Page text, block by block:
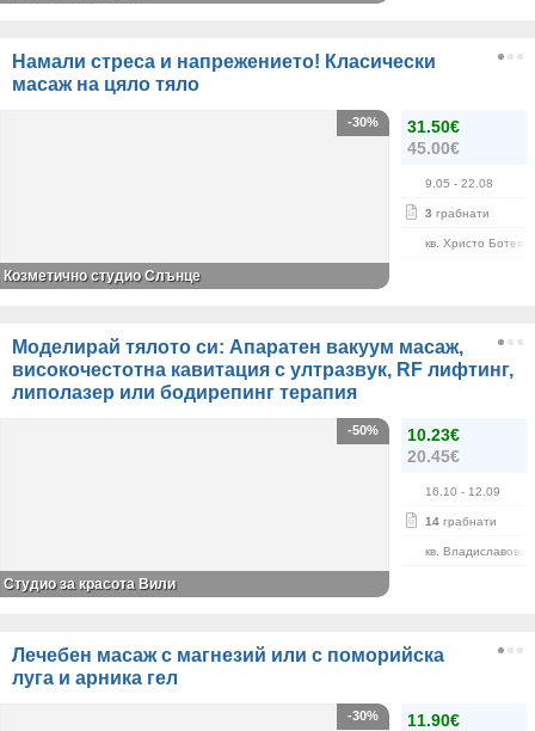
Намали стреса и напрежението! Класически
масаж на цяло тяло
31.50€
45.00€
9.05 - 22.08
3 грабнати
кв. Христо Ботев
-30%
Козметично студио Слънце
Моделирай тялото си: Апаратен вакуум масаж,
високочестотна кавитация с ултразвук, RF лифтинг,
липолазер или бодирепинг терапия
10.23€
20.45€
16.10 - 12.09
14 грабнати
кв. Владиславово
-50%
Студио за красота Вили
Лечебен масаж с магнезий или с поморийска
луга и арника гел
11.90€
-30%